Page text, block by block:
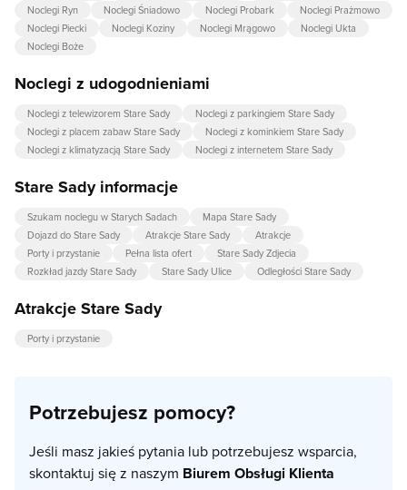
Noclegi Ryn
Noclegi Śniadowo Noclegi Probark
Noclegi Prażmowo
Noclegi Piecki
Noclegi Koziny Noclegi Mrągowo
Noclegi Ukta
Noclegi Boże
Noclegi z udogodnieniami
Noclegi z telewizorem Stare Sady
Noclegi z parkingiem Stare Sady
Noclegi z placem zabaw Stare Sady
Noclegi z kominkiem Stare Sady
Noclegi z klimatyzacją Stare Sady
Noclegi z internetem Stare Sady
Stare Sady informacje
Szukam noclegu w Starych Sadach
Mapa Stare Sady
Dojazd do Stare Sady
Atrakcje Stare Sady
Atrakcje
Porty i przystanie
Pełna lista ofert
Stare Sady Zdjecia
Rozkład jazdy Stare Sady
Stare Sady Ulice Odległości Stare Sady
Atrakcje Stare Sady
Porty i przystanie
Potrzebujesz pomocy?
Jeśli masz jakieś pytania lub potrzebujesz wsparcia,
skontaktuj się z naszym Biurem Obsługi Klienta